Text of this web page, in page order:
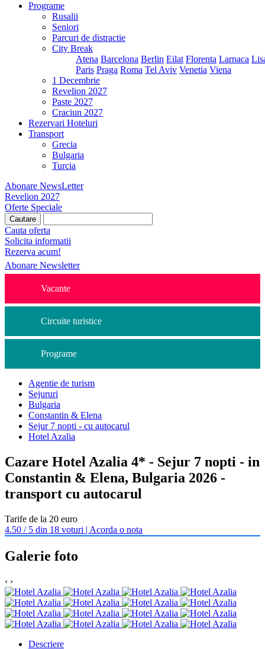
Programe
Rusalii
Seniori
Parcuri de distractie
City Break
Atena Barcelona Berlin Eilat Florenta Larnaca
Paris Praga Roma Tel Aviv Venetia Viena
1 Decembrie
Revelion 2027
Paste 2027
Craciun 2027
Rezervari Hoteluri
Transport
Grecia
Bulgaria
Turcia
Abonare NewsLetter
Revelion 2027
Oferte Speciale
Cauta oferta
Solicita informatii
Rezerva acum!
Abonare Newsletter
Vacante
Circuite turistice
Programe
Agentie de turism
Sejururi
Bulgaria
Constantin & Elena
Sejur 7 nopti - cu autocarul
Hotel Azalia
Cazare Hotel Azalia 4* - Sejur 7 nopti - in
Constantin & Elena, Bulgaria 2026 -
transport cu autocarul
Tarife de la 20 euro
4.50 / 5 din 18 voturi | Acorda o nota
Galerie foto
‹ ›
Descriere